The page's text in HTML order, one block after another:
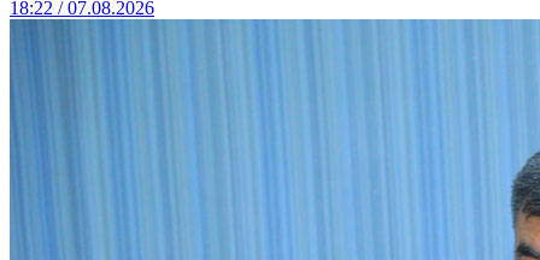
18:22 / 07.08.2026